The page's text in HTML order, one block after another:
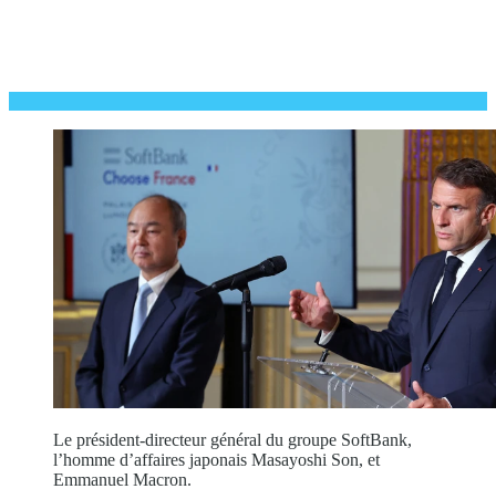
Le président-directeur général du groupe SoftBank,
l’homme d’affaires japonais Masayoshi Son, et
Emmanuel Macron.